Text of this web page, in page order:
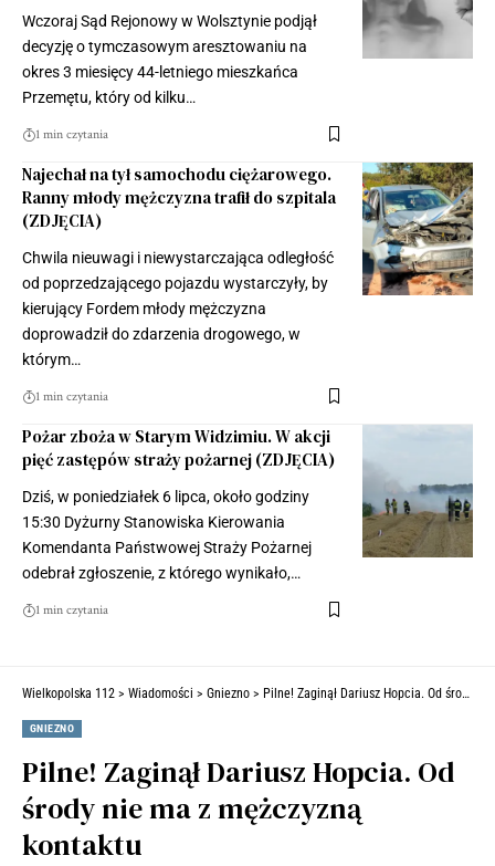
Wczoraj Sąd Rejonowy w Wolsztynie podjął
decyzję o tymczasowym aresztowaniu na
okres 3 miesięcy 44-letniego mieszkańca
Przemętu, który od kilku…
1 min czytania
Najechał na tył samochodu ciężarowego.
Ranny młody mężczyzna trafił do szpitala
(ZDJĘCIA)
Chwila nieuwagi i niewystarczająca odległość
od poprzedzającego pojazdu wystarczyły, by
kierujący Fordem młody mężczyzna
doprowadził do zdarzenia drogowego, w
którym…
1 min czytania
Pożar zboża w Starym Widzimiu. W akcji
pięć zastępów straży pożarnej (ZDJĘCIA)
Dziś, w poniedziałek 6 lipca, około godziny
15:30 Dyżurny Stanowiska Kierowania
Komendanta Państwowej Straży Pożarnej
odebrał zgłoszenie, z którego wynikało,…
1 min czytania
Wielkopolska 112 > Wiadomości > Gniezno > Pilne! Zaginął Dariusz Hopcia. Od środy nie ma z mężczyzną kontaktu
GNIEZNO
Pilne! Zaginął Dariusz Hopcia. Od
środy nie ma z mężczyzną
kontaktu